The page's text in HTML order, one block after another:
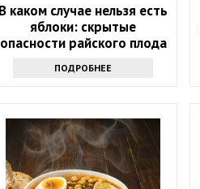
В каком случае нельзя есть
яблоки: скрытые
опасности райского плода
ПОДРОБНЕЕ